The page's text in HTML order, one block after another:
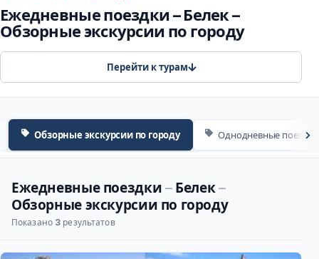
Ежедневные поездки – Белек –
Обзорные экскурсии по городу
Перейти к турам
Обзорные экскурсии по городу Однодневные поездки
Ежедневные поездки –Белек–
Обзорные экскурсии по городу
Показано 3 результатов